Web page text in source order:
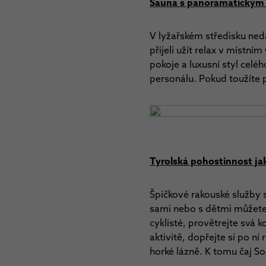
Sauna s
V lyžařském středisku
přijeli užít relax v místním
pokoje a luxusní styl
personálu. Pokud toužíte
Tyrolská pohostinnost
Špičkové rakouské
sami nebo s dětmi
cyklisté, provětrejte svá
aktivitě, dopřejte si po ní
horké lázně. K tomu čaj